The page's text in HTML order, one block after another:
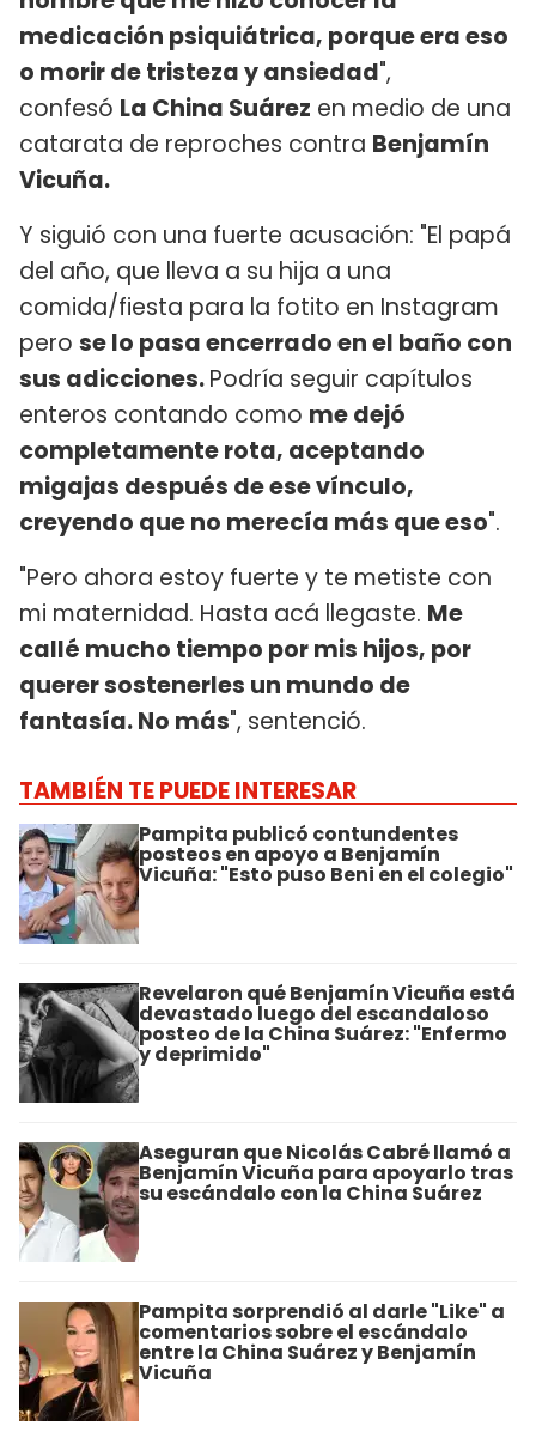
medicación psiquiátrica, porque era eso
o morir de tristeza y ansiedad",
confesó La China Suárez en medio de una
catarata de reproches contra Benjamín
Vicuña.
Y siguió con una fuerte acusación: "El papá
del año, que lleva a su hija a una
comida/fiesta para la fotito en Instagram
pero se lo pasa encerrado en el baño con
sus adicciones.Podría seguir capítulos
enteros contando como me dejó
completamente rota, aceptando
migajas después de ese vínculo,
creyendo que no merecía más que eso".
"Pero ahora estoy fuerte y te metiste con
mi maternidad. Hasta acá llegaste. Me
callé mucho tiempo por mis hijos, por
querer sostenerles un mundo de
fantasía. No más", sentenció.
TAMBIÉN TE PUEDE INTERESAR
Pampita publicó contundentes
posteos en apoyo a Benjamín
Vicuña: "Esto puso Beni en el colegio"
Revelaron qué Benjamín Vicuña está
devastado luego del escandaloso
posteo de la China Suárez: "Enfermo
y deprimido"
Aseguran que Nicolás Cabré llamó a
Benjamín Vicuña para apoyarlo tras
su escándalo con la China Suárez
Pampita sorprendió al darle "Like" a
comentarios sobre el escándalo
entre la China Suárez y Benjamín
Vicuña